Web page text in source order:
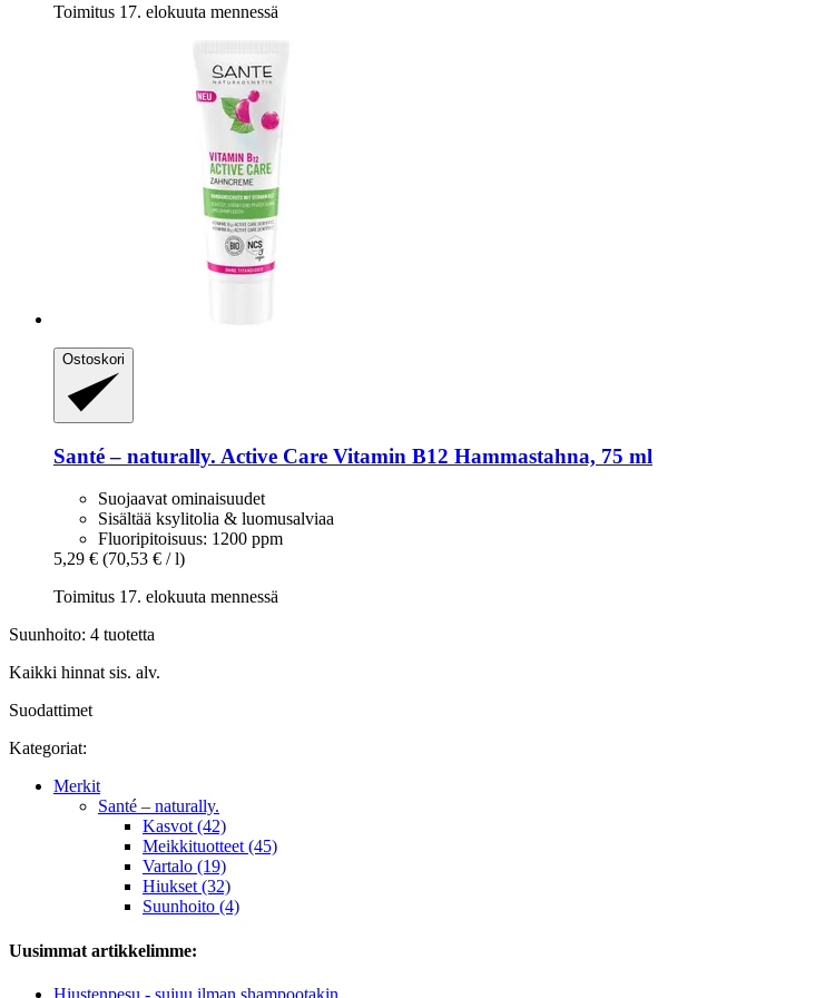
Toimitus 17. elokuuta mennessä
Ostoskori
Santé – naturally. Active Care Vitamin B12 Hammastahna, 75 ml
Suojaavat ominaisuudet
Sisältää ksylitolia & luomusalviaa
Fluoripitoisuus: 1200 ppm
5,29 € (70,53 € / l)
Toimitus 17. elokuuta mennessä
Suunhoito: 4 tuotetta
Kaikki hinnat sis. alv.
Suodattimet
Kategoriat:
Merkit
Santé – naturally.
Kasvot (42)
Meikkituotteet (45)
Vartalo (19)
Hiukset (32)
Suunhoito (4)
Uusimmat artikkelimme:
Hiustenpesu - sujuu ilman shampootakin